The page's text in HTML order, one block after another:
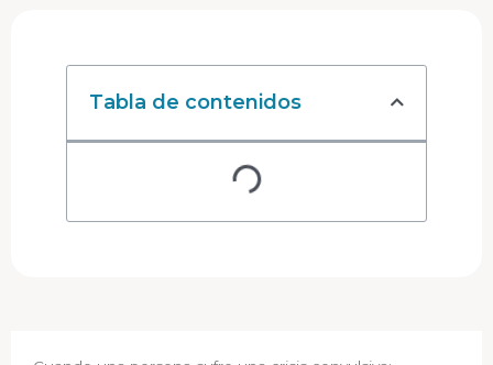
Tabla de contenidos